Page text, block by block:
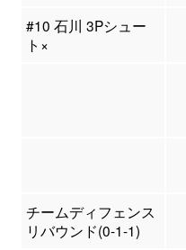
#10 石川 3Pシュー
ト×
チームディフェンス
リバウンド(0-1-1)